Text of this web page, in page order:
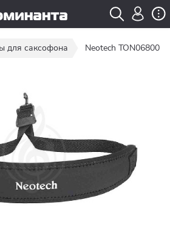
для саксофона Neotech TON06800